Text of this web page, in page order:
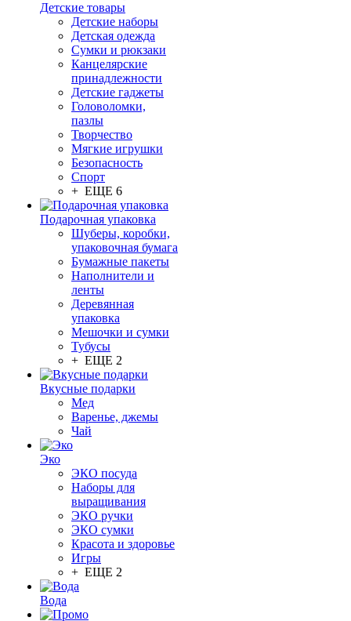
Детские товары
Детские наборы
Детская одежда
Сумки и рюкзаки
Канцелярские
принадлежности
Детские гаджеты
Головоломки,
пазлы
Творчество
Мягкие игрушки
Безопасность
Спорт
+ ЕЩЕ 6
Подарочная упаковка
Шуберы, коробки,
упаковочная бумага
Бумажные пакеты
Наполнители и
ленты
Деревянная
упаковка
Мешочки и сумки
Тубусы
+ ЕЩЕ 2
Вкусные подарки
Мед
Варенье, джемы
Чай
Эко
ЭКО посуда
Наборы для
выращивания
ЭКО ручки
ЭКО сумки
Красота и здоровье
Игры
+ ЕЩЕ 2
Вода